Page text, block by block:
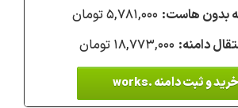
۵,۷۸۱,۰۰۰ تومان
۱۸,۷۷۳,۰۰۰ تومان
خرید و ثبت دامنه .works